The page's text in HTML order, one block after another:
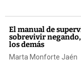
El manual de
sobrevivir
los demás
Marta Monforte Jaén